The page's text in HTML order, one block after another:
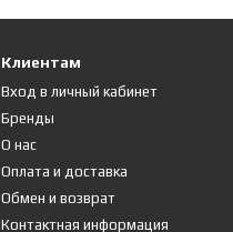
Клиентам
Вход в личный кабинет
Бренды
О нас
Оплата и доставка
Обмен и возврат
Контактная информация